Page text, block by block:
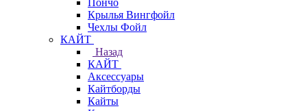
Пончо
Крылья Вингфойл
Чехлы Фойл
КАЙТ
Назад
КАЙТ
Аксессуары
Кайтборды
Кайты